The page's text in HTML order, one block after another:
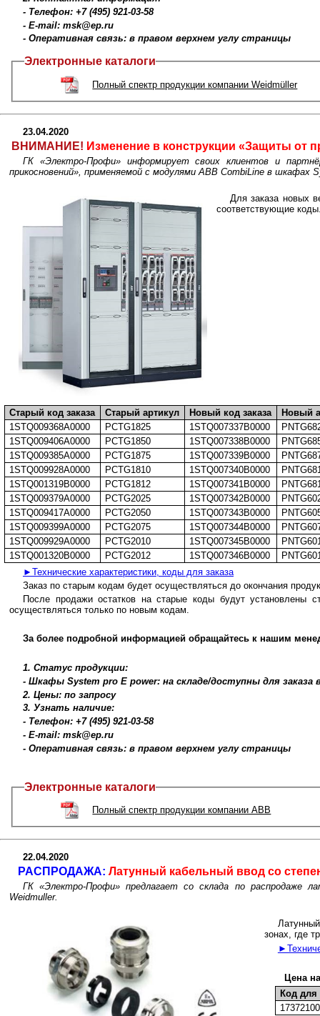
- Телефон: +7 (495) 921-03-58
- E-mail: msk@ep.ru
- Оперативная связь: в правом верхнем углу страницы
Электронные каталоги
Полный спектр продукции компании Weidmüller
23.04.2020
ВНИМАНИЕ! Изменение в конструкции «Защиты от
ГК «Электро-Профи» информирует своих клиентов и
прикосновений», применяемой с модулями ABB CombiLine в шкафах
Для заказа новых
соответствующие
Старый код заказа Старый артикул Новый код заказа
Новый
1STQ009368A0000
PCTG1825 1STQ007337B0000
1STQ009406A0000
PCTG1850 1STQ007338B0000
1STQ009385A0000
PCTG1875 1STQ007339B0000
1STQ009928A0000
PCTG1810 1STQ007340B0000
1STQ001319B0000
PCTG1812 1STQ007341B0000
1STQ009379A0000
PCTG2025 1STQ007342B0000
1STQ009417A0000
PCTG2050 1STQ007343B0000
1STQ009399A0000
PCTG2075 1STQ007344B0000
1STQ009929A0000
PCTG2010 1STQ007345B0000
1STQ001320B0000
PCTG2012 1STQ007346B0000
►Технические характеристики, коды для заказа
Заказ по старым кодам будет осуществляться до окончания
После продажи остатков на старые коды будут установлены
осуществляться только по новым кодам.
За более подробной информацией обращайтесь к нашим
1. Статус продукции:
- Шкафы System pro E power: на складе/доступны для заказа
2. Цены: по запросу
3. Узнать наличие:
- Телефон: +7 (495) 921-03-58
- E-mail: msk@ep.ru
- Оперативная связь: в правом верхнем углу страницы
Электронные каталоги
Полный спектр продукции компании ABB
22.04.2020
РАСПРОДАЖА: Латунный кабельный ввод со
ГК «Электро-Профи» предлагает со склада по распродаже
Weidmuller.
зонах, где
Цена
Код для